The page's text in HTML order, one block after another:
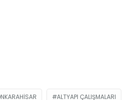
ALTYAPI ÇALIŞMALARI